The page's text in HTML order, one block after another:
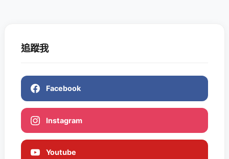
追蹤我
Facebook
Instagram
Youtube